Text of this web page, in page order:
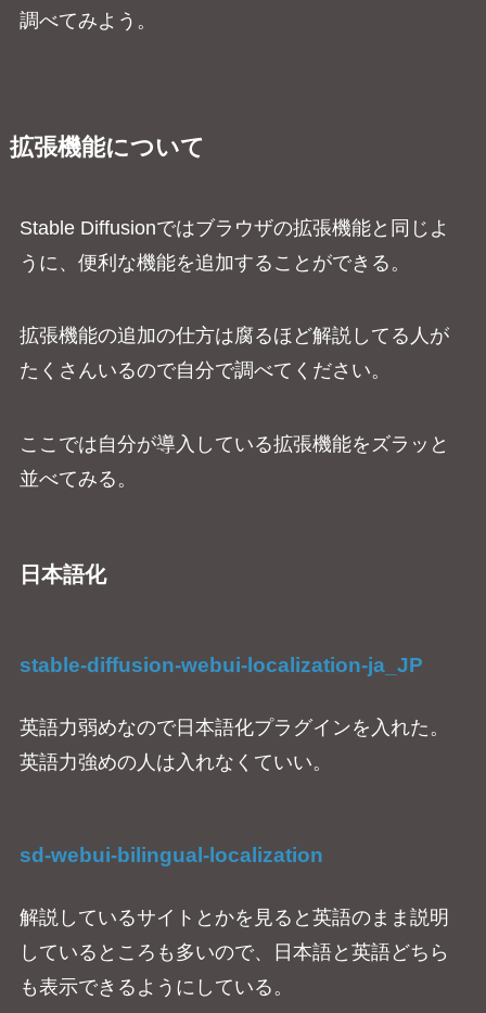
調べてみよう。
拡張機能について
Stable Diffusionではブラウザの拡張機能と同じよ
うに、便利な機能を追加することができる。
拡張機能の追加の仕方は腐るほど解説してる人が
たくさんいるので自分で調べてください。
ここでは自分が導入している拡張機能をズラッと
並べてみる。
日本語化
stable-diffusion-webui-localization-ja_JP
英語力弱めなので日本語化プラグインを入れた。
英語力強めの人は入れなくていい。
sd-webui-bilingual-localization
解説しているサイトとかを見ると英語のまま説明
しているところも多いので、日本語と英語どちら
も表示できるようにしている。